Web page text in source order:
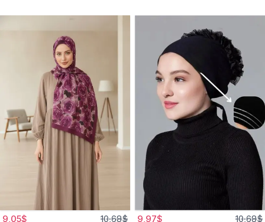
9,05$ 10,68$ 9,97$ 10,68$